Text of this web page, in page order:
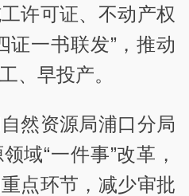
许可证、不动产权
证一书联发”，推动
、早投产。
然资源局浦口分局
域“一件事”改革，
点环节，减少审批